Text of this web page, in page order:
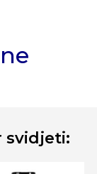
svidjeti: